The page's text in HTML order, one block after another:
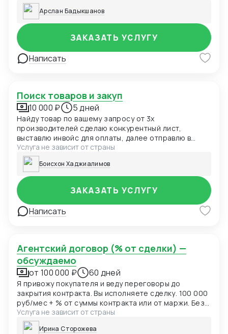
Арслан Бадыкшанов
Написать
ЗАКАЗАТЬ УСЛУГУ
Поиск товаров и закуп
10 000 ₽ 5 дней
Найду товар по вашему запросу от 3х
производителей сделаю конкурентный лист,
выставлю инвойс для оплаты, далее отправлю в
страну назначения, перед отгрузкой будет
предотгрузочная инспекция за отдельную плату
Услуга не зависит от страны
Боисхон Хаджиалимов
Написать
ЗАКАЗАТЬ УСЛУГУ
Агентский договор (% от сделки) —
обсуждаемо
от 100 000 ₽ 60 дней
Я привожу покупателя и веду переговоры до
закрытия контракта. Вы исполняете сделку. 100 000
руб/мес + % от суммы контракта или от маржи. Без
риска для вас — % платите только когда сделка
закрыта.
Услуга не зависит от страны
Ирина Сторожева